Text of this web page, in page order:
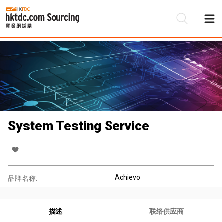
System Testing Service
品牌名称: Achievo
描述 联络供应商